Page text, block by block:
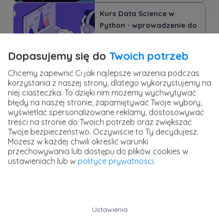
Kurs Data Science w
Python - wprowadzenie do
analizy danych
Kurs Machine Learning w
Python - wprowadzenie do
sztucznej inteligencji
AI - sztuczna inteligencja
filmów na Netflix i utwory w Spotify lub odpowiadają na
Dopasujemy się do Twoich potrzeb
Chcemy zapewnić Ci jak najlepsze wrażenia podczas
korzystania z naszej strony, dlatego wykorzystujemy na
niej ciasteczka. To dzięki nim możemy wychwytywać
błędy na naszej stronie, zapamiętywać Twoje wybory,
wyświetlać spersonalizowane reklamy, dostosowywać
treści na stronie do Twoich potrzeb oraz zwiększać
Twoje bezpieczeństwo. Oczywiście to Ty decydujesz.
Możesz w każdej chwili określić warunki
przechowywania lub dostępu do plików cookies w
ustawieniach lub w polityce prywatności.
Ustawienia